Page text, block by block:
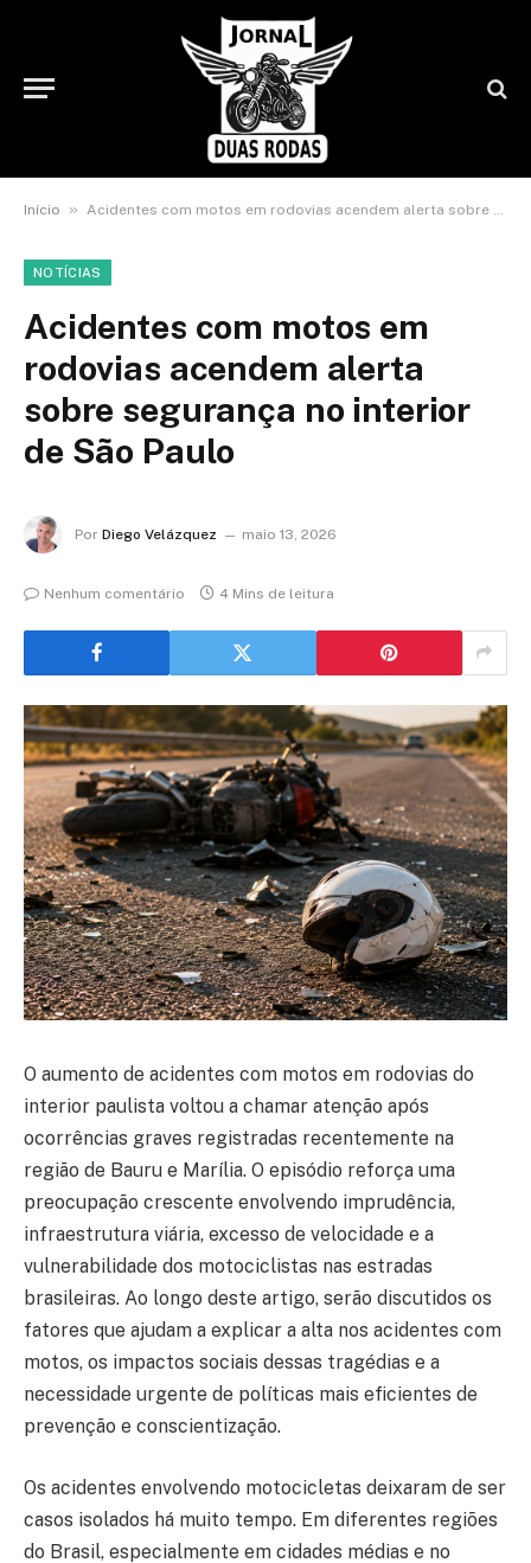
Início » Acidentes com motos em rodovias acendem alerta sobre segurança no interior de São Paulo
NOTÍCIAS
Acidentes com motos em
rodovias acendem alerta
sobre segurança no interior
de São Paulo
Por Diego Velázquez maio 13, 2026
Nenhum comentário 4 Mins de leitura
O aumento de acidentes com motos em rodovias do
interior paulista voltou a chamar atenção após
ocorrências graves registradas recentemente na
região de Bauru e Marília. O episódio reforça uma
preocupação crescente envolvendo imprudência,
infraestrutura viária, excesso de velocidade e a
vulnerabilidade dos motociclistas nas estradas
brasileiras. Ao longo deste artigo, serão discutidos os
fatores que ajudam a explicar a alta nos acidentes com
motos, os impactos sociais dessas tragédias e a
necessidade urgente de políticas mais eficientes de
prevenção e conscientização.
Os acidentes envolvendo motocicletas deixaram de ser
casos isolados há muito tempo. Em diferentes regiões
do Brasil, especialmente em cidades médias e no